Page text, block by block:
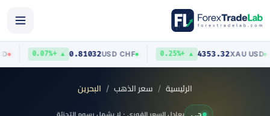
XAU/
4353.32
▲ +0.25%
USD/CHF
0.81032
▲ +0.07%
/USD
الرئيسية سعر الذهب البحرين
حي يعادل السعر الفوري · لا يشمل رسوم التجزئة